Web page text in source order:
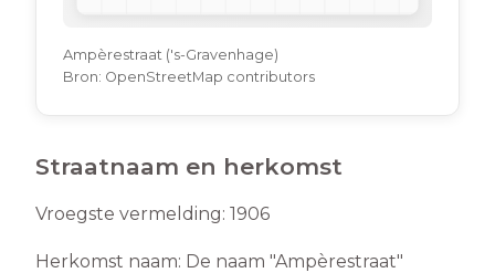
Ampèrestraat ('s-Gravenhage)
Bron: OpenStreetMap contributors
Straatnaam en herkomst
Vroegste vermelding: 1906
Herkomst naam: De naam "Ampèrestraat"